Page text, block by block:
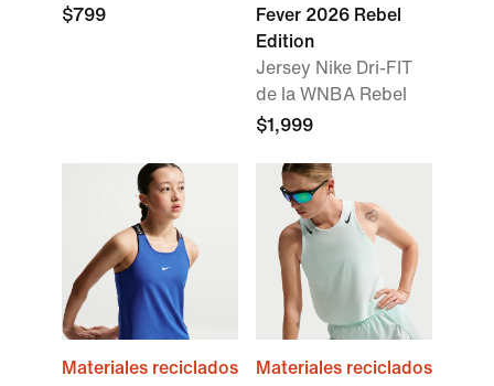
$799
Fever 2026 Rebel
Edition
Jersey Nike Dri-FIT
de la WNBA Rebel
$1,999
Materiales reciclados
Materiales reciclados